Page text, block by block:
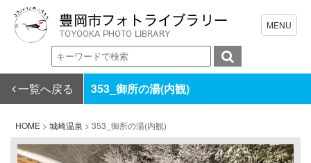
一覧へ戻る 353_御所の湯(内観)
HOME > 城崎温泉 > 353_御所の湯(内観)